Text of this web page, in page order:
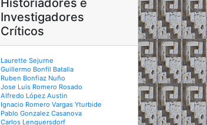
Historiadores e
Investigadores
Críticos
Laurette Sejurne
Guillermo Bonfil Batalla
Ruben Bonfiaz Nuño
Jose Luis Romero Rosado
Alfredo López Austin
Ignacio Romero Vargas Yturbide
Pablo Gonzalez Casanova
Carlos Lenquersdorf